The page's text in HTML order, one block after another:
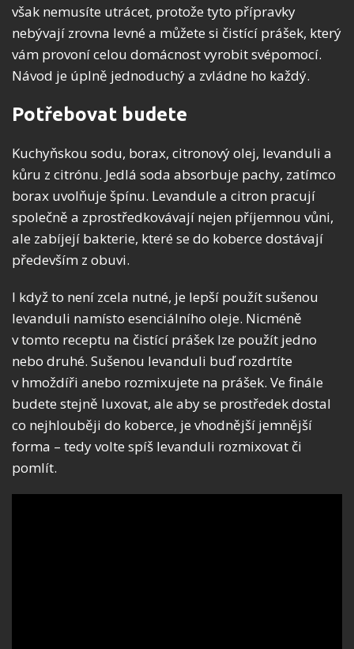
však nemusíte utrácet, protože tyto přípravky
nebývají zrovna levné a můžete si čistící prášek, který
vám provoní celou domácnost vyrobit svépomocí.
Návod je úplně jednoduchý a zvládne ho každý.
Potřebovat budete
Kuchyňskou sodu, borax, citronový olej, levanduli a
kůru z citrónu. Jedlá soda absorbuje pachy, zatímco
borax uvolňuje špínu. Levandule a citron pracují
společně a zprostředkovávají nejen příjemnou vůni,
ale zabíjejí bakterie, které se do koberce dostávají
především z obuvi.
I když to není zcela nutné, je lepší použít sušenou
levanduli namísto esenciálního oleje. Nicméně
v tomto receptu na čistící prášek lze použít jedno
nebo druhé. Sušenou levanduli buď rozdrtíte
v hmoždíři anebo rozmixujete na prášek. Ve finále
budete stejně luxovat, ale aby se prostředek dostal
co nejhlouběji do koberce, je vhodnější jemnější
forma – tedy volte spíš levanduli rozmixovat či
pomlít.